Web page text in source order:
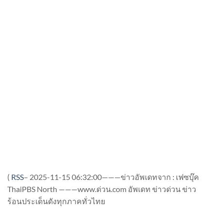
( RSS– 2025-11-15 06:32:00———ข่าวอัพเดทจาก : เฟซบุ๊ค
ThaiPBS North ———www.ด่วน.com อัพเดท ข่าวด่วน ข่าว
ร้อนประเด็นดังทุกภาคทั่วไทย